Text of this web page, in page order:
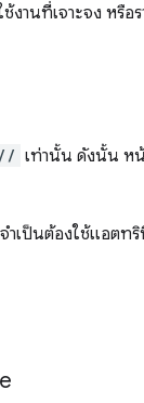
านที่เจาะจง หรื
เท่านั้น ดังนั้น หน้
ำเป็นต้องใช้แอตท